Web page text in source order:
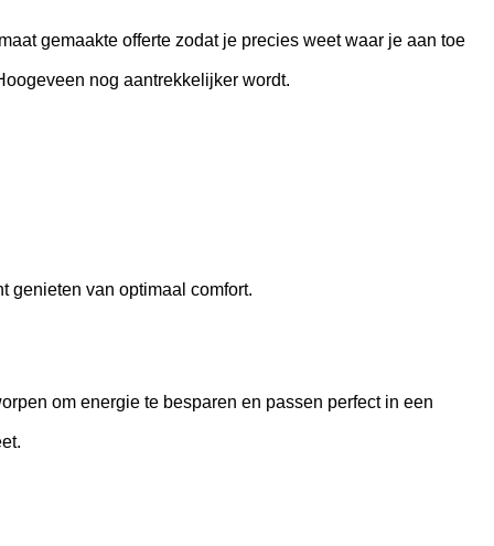
gemaakte offerte zodat je precies weet waar je aan toe
nog aantrekkelijker wordt.
genieten van optimaal comfort.
om energie te besparen en passen perfect in een